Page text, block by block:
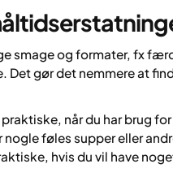
smage og formater, fx
Det gør det nemmere at
når du har brug
føles supper eller
hvis du vil have